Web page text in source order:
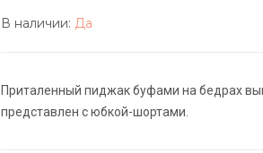
В наличии: Да
Приталенный пиджак буфами на бедрах
представлен с юбкой-шортами.